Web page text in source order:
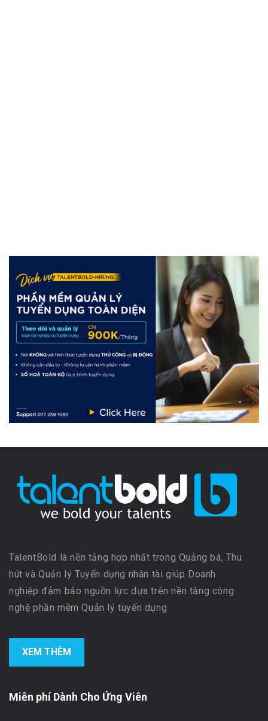
TalentBold là nền tảng hợp nhất trong Quảng bá, Thu
hút và Quản lý Tuyển dụng nhân tài giúp Doanh
nghiệp đảm bảo nguồn lực dựa trên nền tảng công
nghệ phần mềm Quản lý tuyển dụng
XEM THÊM
Miễn phí Dành Cho Ứng Viên